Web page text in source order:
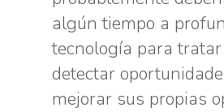
algún tiempo a
tecnología para
detectar
mejorar sus propias